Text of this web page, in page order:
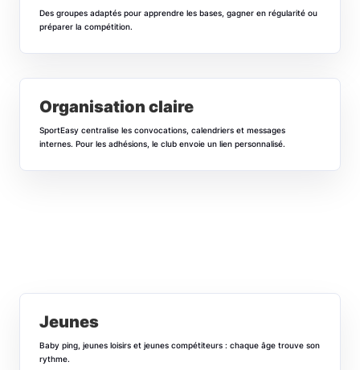
Des groupes adaptés pour apprendre les bases, gagner en régularité ou
préparer la compétition.
Organisation claire
SportEasy centralise les convocations, calendriers et messages
internes. Pour les adhésions, le club envoie un lien personnalisé.
Jeunes
Baby ping, jeunes loisirs et jeunes compétiteurs : chaque âge trouve son
rythme.